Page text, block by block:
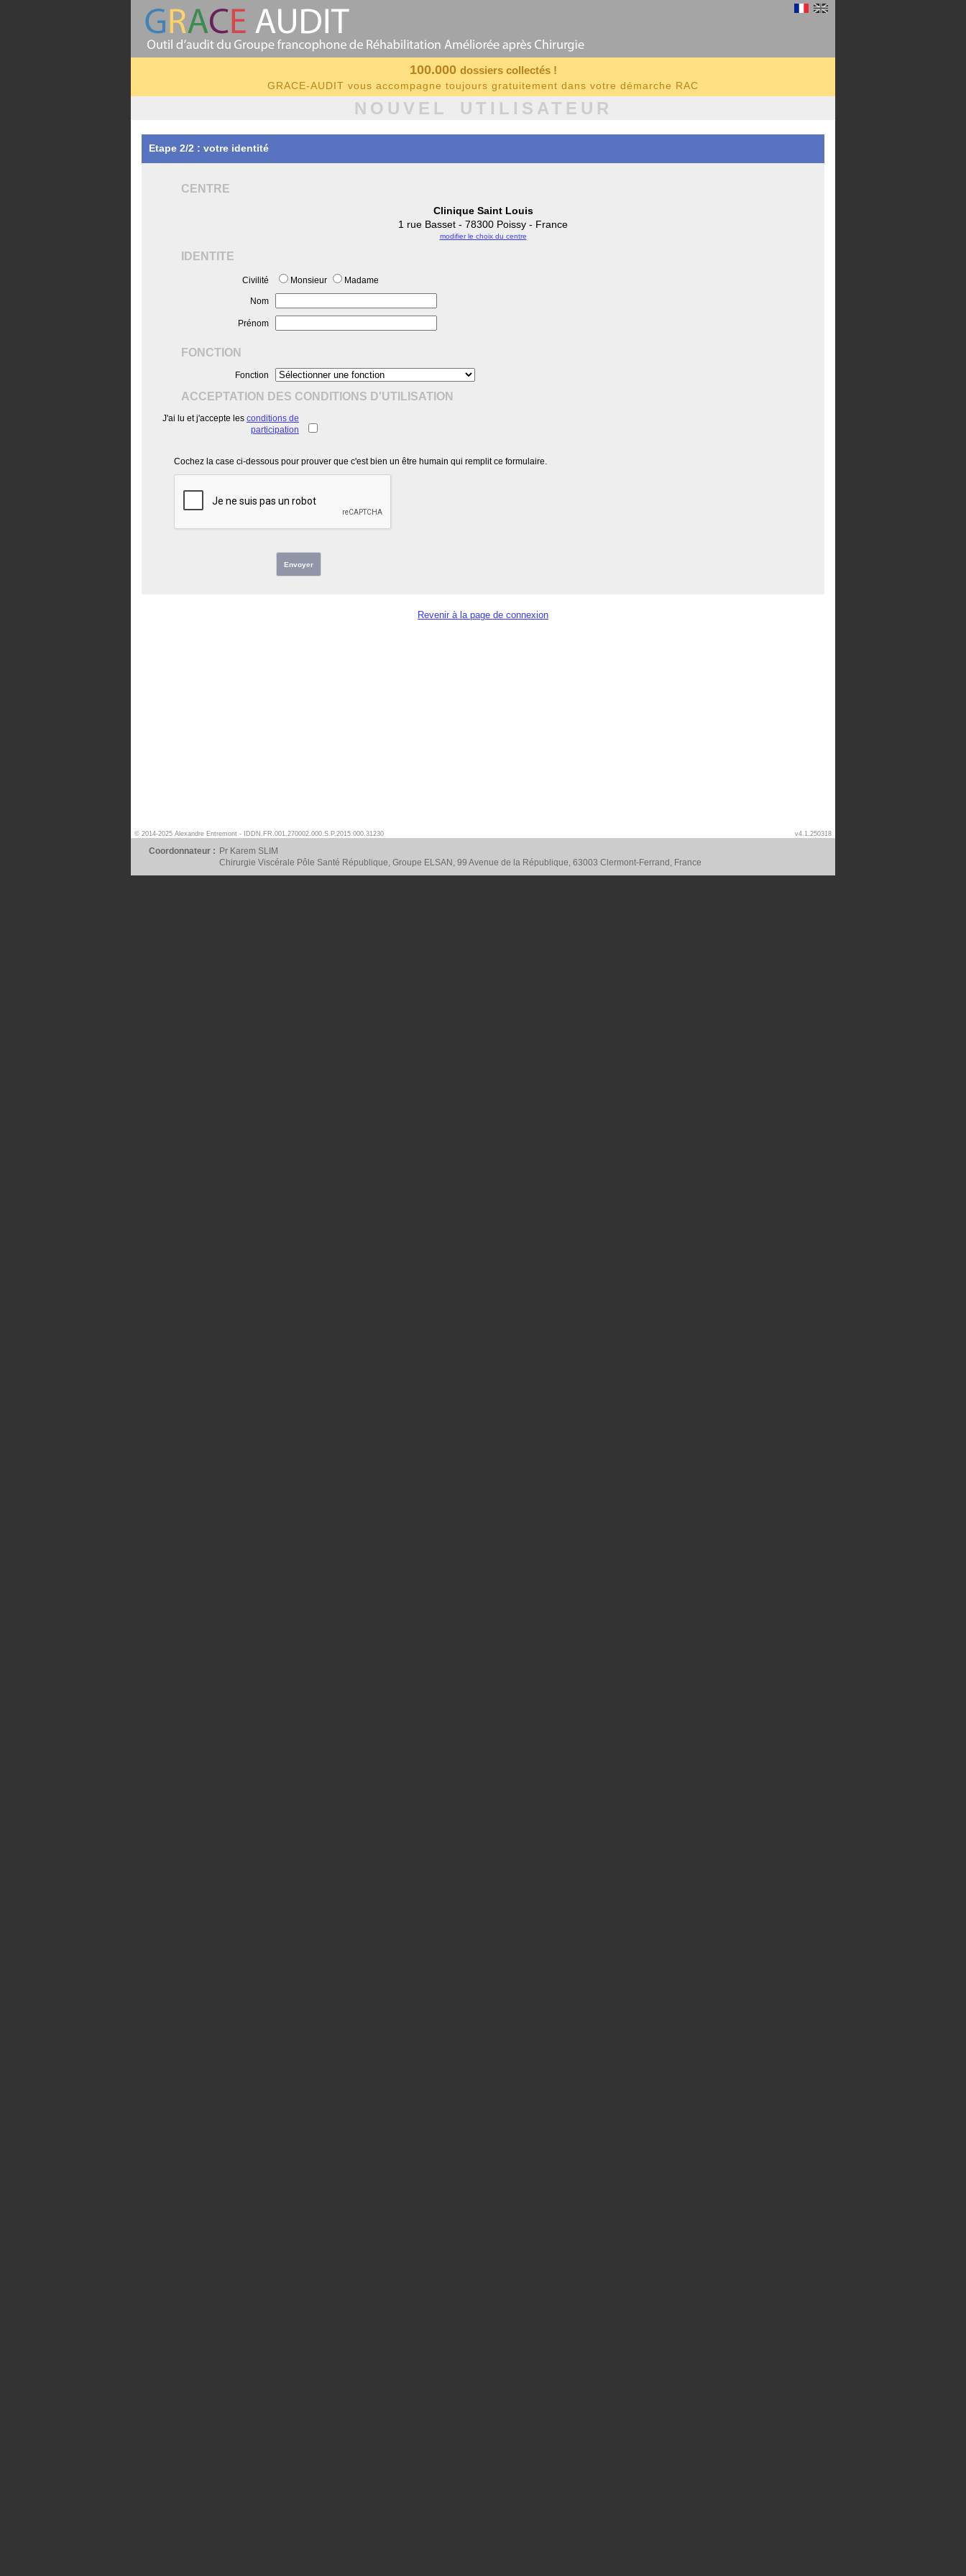
100.000 dossiers collectés !
GRACE-AUDIT vous accompagne toujours gratuitement dans votre démarche RAC
NOUVEL UTILISATEUR
Etape 2/2 : votre identité
CENTRE
Clinique Saint Louis
1 rue Basset - 78300 Poissy - France
modifier le choix du centre
IDENTITE
Civilité Monsieur Madame
Nom
Prénom
FONCTION
Fonction
ACCEPTATION DES CONDITIONS D'UTILISATION
J'ai lu et j'accepte les conditions de
participation
Cochez la case ci-dessous pour prouver que c'est bien un être humain qui remplit ce formulaire.
Envoyer
Revenir à la page de connexion
© 2014-2025 Alexandre Entremont - IDDN.FR.001.270002.000.S.P.2015.000.31230 v4.1.250318
Coordonnateur : Pr Karem SLIM
Chirurgie Viscérale Pôle Santé République, Groupe ELSAN, 99 Avenue de la République, 63003 Clermont-Ferrand, France